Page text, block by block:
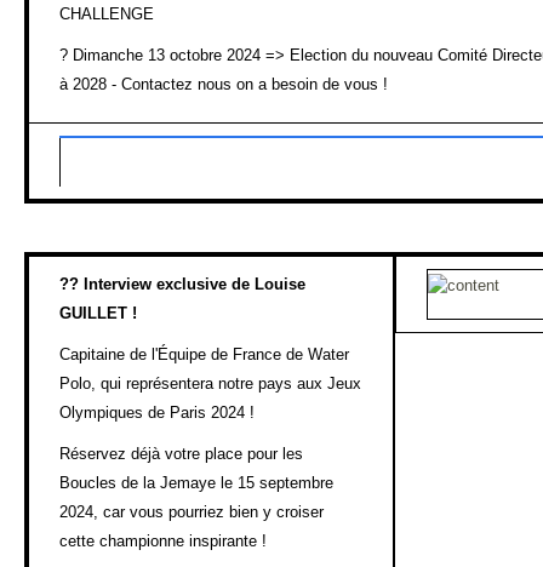
CHALLENGE
? Dimanche 13 octobre 2024 => Election du nouveau Comité
à 2028 - Contactez nous on a besoin de vous !
?? Interview exclusive de Louise
GUILLET !
Capitaine de l'Équipe de France de Water
Polo, qui représentera notre pays aux Jeux
Olympiques de Paris 2024 !
Réservez déjà votre place pour les
Boucles de la Jemaye le 15 septembre
2024, car vous pourriez bien y croiser
cette championne inspirante !